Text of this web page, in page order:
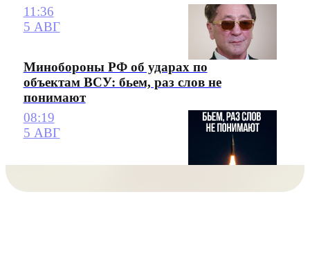
11:36
5 АВГ
Минобороны РФ об ударах по
объектам ВСУ: бьем, раз слов не
понимают
08:19
5 АВГ